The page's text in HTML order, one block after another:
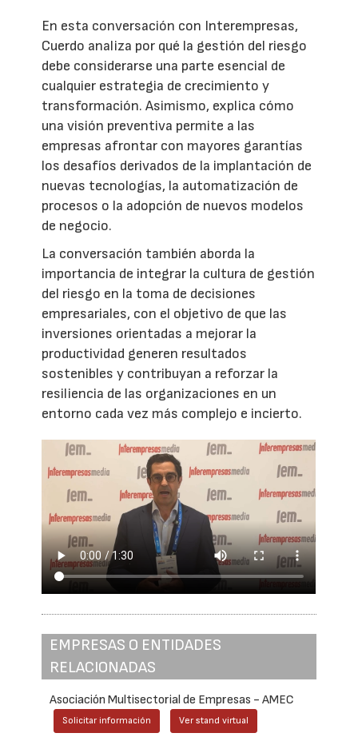
En esta conversación con Interempresas,
Cuerdo analiza por qué la gestión del riesgo
debe considerarse una parte esencial de
cualquier estrategia de crecimiento y
transformación. Asimismo, explica cómo
una visión preventiva permite a las
empresas afrontar con mayores garantías
los desafíos derivados de la implantación de
nuevas tecnologías, la automatización de
procesos o la adopción de nuevos modelos
de negocio.
La conversación también aborda la
importancia de integrar la cultura de gestión
del riesgo en la toma de decisiones
empresariales, con el objetivo de que las
inversiones orientadas a mejorar la
productividad generen resultados
sostenibles y contribuyan a reforzar la
resiliencia de las organizaciones en un
entorno cada vez más complejo e incierto.
EMPRESAS O ENTIDADES
RELACIONADAS
Asociación Multisectorial de Empresas - AMEC
Solicitar información Ver stand virtual